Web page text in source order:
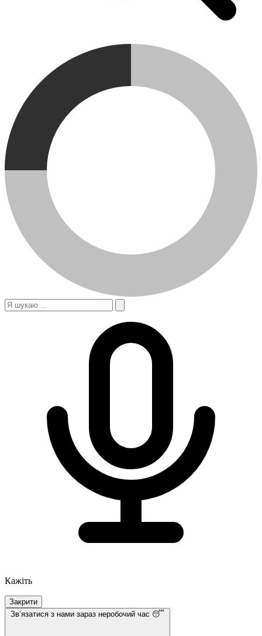
Кажіть
Закрити
Звʼязатися з нами зараз неробочий час 😴